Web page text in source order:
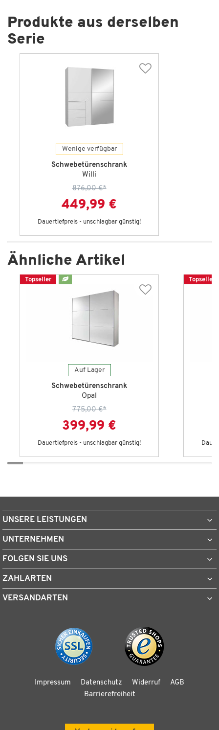
Produkte aus derselben
Serie
Wenige verfügbar
Schwebetürenschrank
Willi
876,00 €*
449,99 €
Dauertiefpreis - unschlagbar günstig!
Ähnliche Artikel
Topseller
Auf Lager
Schwebetürenschrank
Opal
775,00 €*
399,99 €
Dauertiefpreis - unschlagbar günstig!
Topseller
UNSERE LEISTUNGEN
UNTERNEHMEN
FOLGEN SIE UNS
ZAHLARTEN
VERSANDARTEN
Impressum Datenschutz Widerruf
AGB
Barrierefreiheit